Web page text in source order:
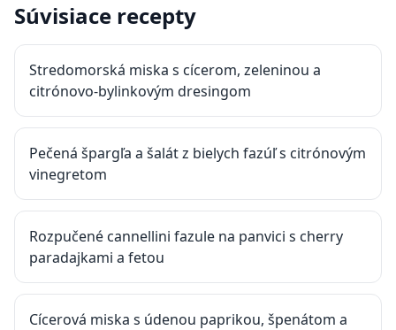
Súvisiace recepty
Stredomorská miska s cícerom, zeleninou a
citrónovo-bylinkovým dresingom
Pečená špargľa a šalát z bielych fazúľ s citrónovým
vinegretom
Rozpučené cannellini fazule na panvici s cherry
paradajkami a fetou
Cícerová miska s údenou paprikou, špenátom a